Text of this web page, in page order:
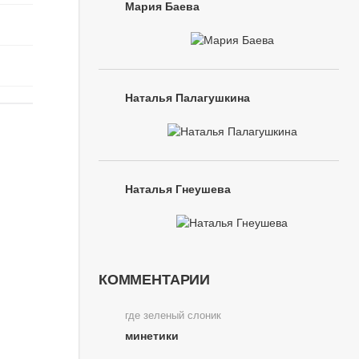
Мария Баева
Наталья Палагушкина
Наталья Гнеушева
КОММЕНТАРИИ
где зеленый слоник
минетики